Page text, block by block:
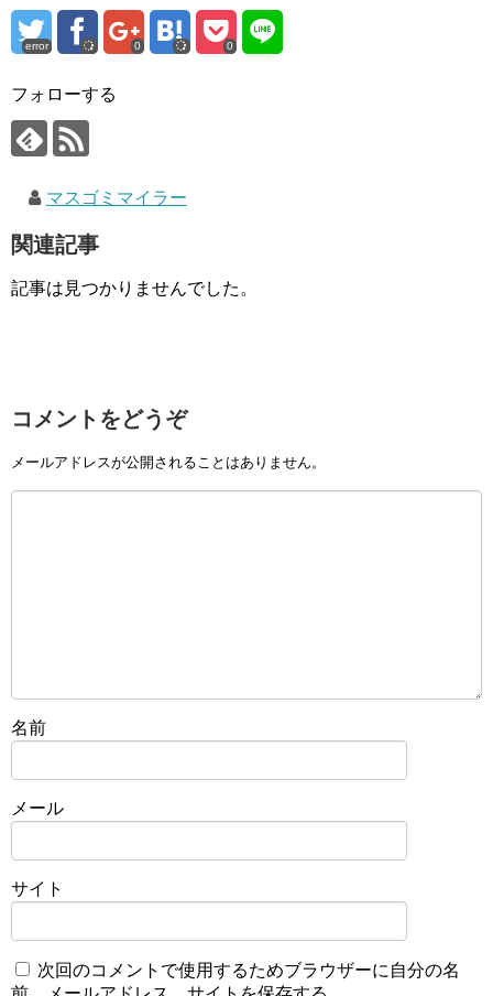
error 0 0
フォローする
マスゴミマイラー
関連記事
記事は見つかりませんでした。
コメントをどうぞ
メールアドレスが公開されることはありません。
名前
メール
サイト
次回のコメントで使用するためブラウザーに自分の名